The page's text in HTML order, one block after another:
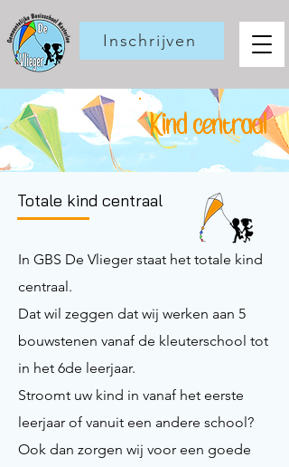
Inschrijven
Kind centraal
In GBS De Vlieger staat het totale kind
centraal.
Dat wil zeggen dat wij werken aan 5
bouwstenen vanaf de kleuterschool tot
in het 6de leerjaar.
Stroomt uw kind in vanaf het eerste
leerjaar of vanuit een andere school?
Ook dan zorgen wij voor een goede
Totale kind centraal